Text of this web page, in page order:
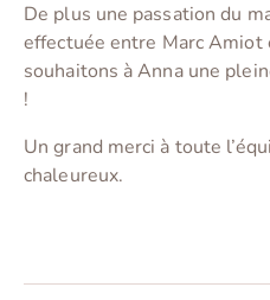
De plus une passation du
effectuée entre Marc Amiot
souhaitons à Anna une
!
Un grand merci à toute
chaleureux.